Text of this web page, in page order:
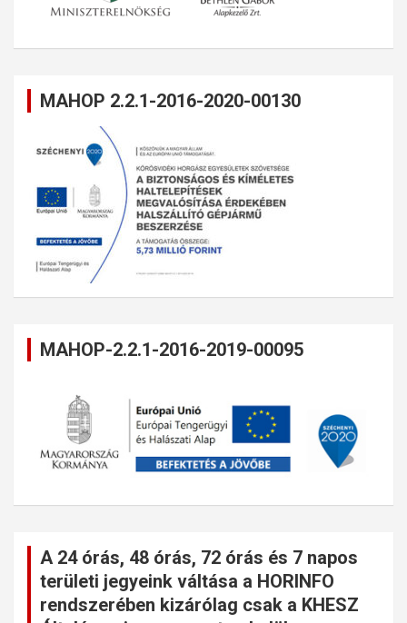
MAHOP 2.2.1-2016-2020-00130
MAHOP-2.2.1-2016-2019-00095
A 24 órás, 48 órás, 72 órás és 7 napos
területi jegyeink váltása a HORINFO
rendszerében kizárólag csak a KHESZ